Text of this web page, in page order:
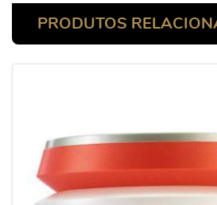
PRODUTOS